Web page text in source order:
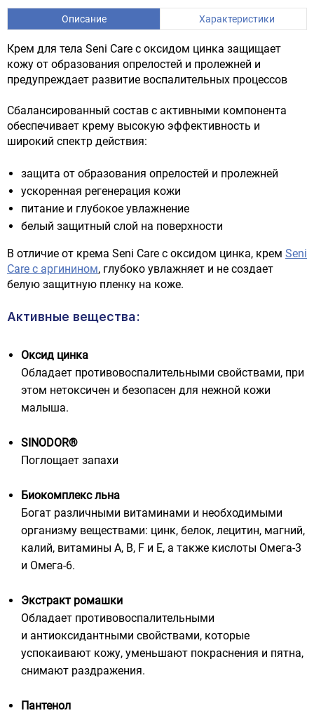
Описание Характеристики
Крем для тела Seni Care с оксидом цинка защищает
кожу от образования опрелостей и пролежней и
предупреждает развитие воспалительных процессов
Сбалансированный состав с активными компонента
обеспечивает крему высокую эффективность и
широкий спектр действия:
защита от образования опрелостей и пролежней
ускоренная регенерация кожи
питание и глубокое увлажнение
белый защитный слой на поверхности
В отличие от крема Seni Care с оксидом цинка, крем Seni
Care с аргинином, глубоко увлажняет и не создает
белую защитную пленку на коже.
Активные вещества:
Оксид цинка
Обладает противовоспалительными свойствами, при
этом нетоксичен и безопасен для нежной кожи
малыша.
SINODOR®
Поглощает запахи
Биокомплекс льна
Богат различными витаминами и необходимыми
организму веществами: цинк, белок, лецитин, магний,
калий, витамины А, В, F и E, а также кислоты Омега-3
и Омега-6.
Экстракт ромашки
Обладает противовоспалительными
и антиоксидантными свойствами, которые
успокаивают кожу, уменьшают покраснения и пятна,
снимают раздражения.
Пантенол